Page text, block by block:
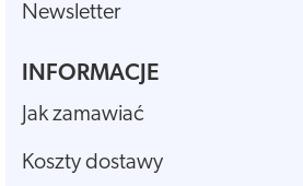
Newsletter
INFORMACJE
Jak zamawiać
Koszty dostawy